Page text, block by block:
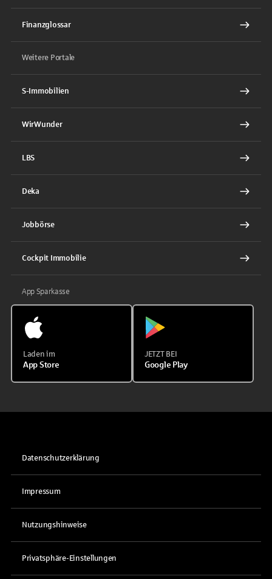
Finanzglossar
Weitere Portale
S-Immobilien
WirWunder
LBS
Deka
Jobbörse
Cockpit Immobilie
App Sparkasse
Laden im
App Store
JETZT BEI
Google Play
Datenschutzerklärung
Impressum
Nutzungshinweise
Privatsphäre-Einstellungen